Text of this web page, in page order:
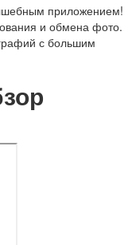
приложением!
и обмена фото.
с большим